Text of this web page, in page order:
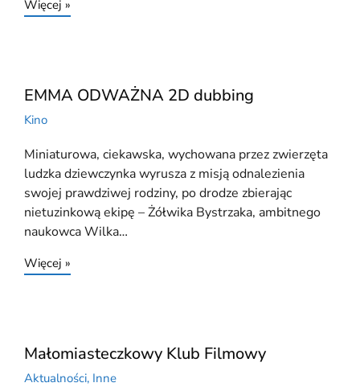
Więcej »
EMMA ODWAŻNA 2D dubbing
Kino
Miniaturowa, ciekawska, wychowana przez zwierzęta
ludzka dziewczynka wyrusza z misją odnalezienia
swojej prawdziwej rodziny, po drodze zbierając
nietuzinkową ekipę – Żółwika Bystrzaka, ambitnego
naukowca Wilka…
Więcej »
Małomiasteczkowy Klub Filmowy
Aktualności, Inne